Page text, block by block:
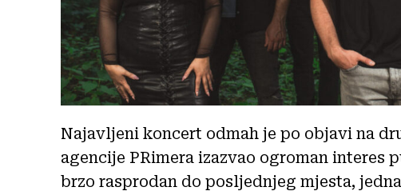
Najavljeni koncert odmah je po objavi na
agencije PRimera izazvao ogroman interes
brzo rasprodan do posljednjeg mjesta,